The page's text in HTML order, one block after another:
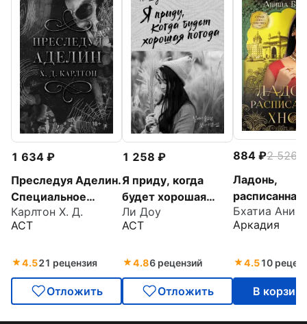
1 634
Преследуя Аделин.
Специальное
издание
Карлтон Х. Д.
АСТ
4.521 рецензия
Отложить
1 258
Я приду, когда
будет хорошая
погода
Ли Доу
АСТ
4.86 рецензий
Отложить
884 2 526
Ладонь,
расписанная
Бхатиа
Аркадия
4.510
В корзину